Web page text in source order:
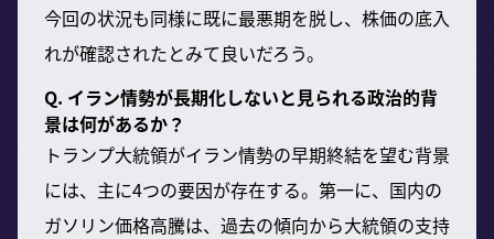
今回の状況も同様に既に最悪期を脱し、株価の底入
れが確認されたとみて良いだろう。
Q. イラン情勢が長期化しないと見られる政治的背
景は何があるか？
トランプ大統領がイラン情勢の早期終結を望む背景
には、主に4つの要因が存在する。第一に、国内の
ガソリン価格高騰は、過去の傾向から大統領の支持